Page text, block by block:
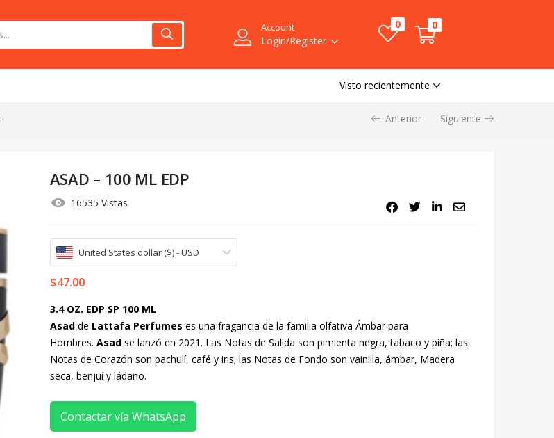
Account
Login/Register
0 0
Visto recientemente
Anterior Siguiente
ASAD – 100 ML EDP
16535 Vistas
United States dollar ($) - USD
$47.00
3.4 OZ. EDP SP 100 ML
Asadde Lattafa Perfumes es una fragancia de la familia olfativa Ámbar para
Hombres. Asadse lanzó en 2021. Las Notas de Salida son pimienta negra, tabaco y piña; las
Notas de Corazón son pachulí, café y iris; las Notas de Fondo son vainilla, ámbar, Madera
seca, benjuí y ládano.
Contactar vía WhatsApp